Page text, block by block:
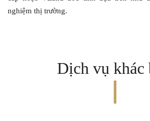
nghiệm thị trường.
Dịch vụ khác